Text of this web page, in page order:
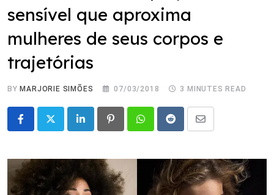
sensível que aproxima
mulheres de seus corpos e
trajetórias
BY MARJORIE SIMÕES 07/03/2018 3 MINUTES READ
LinkedIn PinterestWhatsappRedditShare
Email